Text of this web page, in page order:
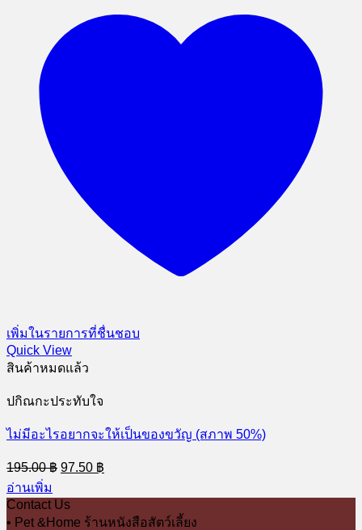
เพิ่มในรายการที่ชื่นชอบ
Quick View
สินค้าหมดแล้ว
ปกิณกะประทับใจ
ไม่มีอะไรอยากจะให้เป็นของขวัญ (สภาพ 50%)
195.00฿ Original
price
195.00 ฿.
97.50 ฿
price
อ่านเพิ่ม
Contact Us
• Pet &Home ร้านหนังสือสัตว์เลี้ยง